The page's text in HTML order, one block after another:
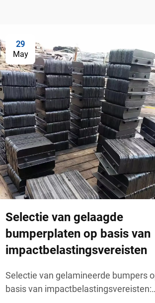
29
May
Selectie van gelaagde
bumperplaten op basis van
impactbelastingsvereisten
Selectie van gelamineerde bumpers
basis van impactbelastingsvereisten: